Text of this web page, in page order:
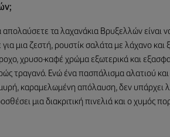
τα λαχανάκια Βρυξελλών είναι
μια ζεστή, ρουστίκ σαλάτα με λάχανο και
χρυσο-καφέ χρώμα εξωτερικά και
τραγανό. Ενώ ένα πασπάλισμα αλατιού και
καραμελωμένη απόλαυση, δεν υπάρχει
μια διακριτική πινελιά και ο χυμός